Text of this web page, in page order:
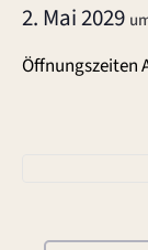
2. Mai 2029
Öffnungszeiten